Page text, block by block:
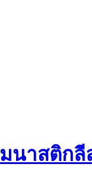
าสติกลี